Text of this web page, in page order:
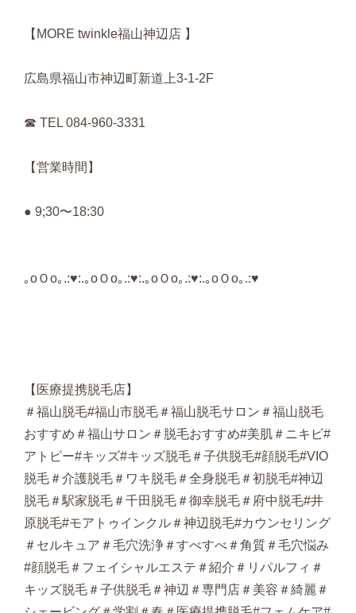
【 MORE twinkle福山神辺店 】
広島県福山市神辺町新道上3-1-2F
☎ ︎ TEL 084-960-3331
【営業時間】
● 9;30〜18:30
｡oＯo｡ .:♥:.｡oＯo｡ .:♥:.｡oＯo｡ .:♥:.｡oＯo｡ .:♥
【医療提携脱毛店】
＃福山脱毛#福山市脱毛＃福山脱毛サロン＃福山脱毛
おすすめ＃福山サロン＃脱毛おすすめ#美肌＃ニキビ#
アトピー#キッズ#キッズ脱毛＃子供脱毛#顔脱毛#VIO
脱毛＃介護脱毛＃ワキ脱毛＃全身脱毛＃初脱毛#神辺
脱毛＃駅家脱毛＃千田脱毛＃御幸脱毛＃府中脱毛#井
原脱毛#モアトゥインクル＃神辺脱毛#カウンセリング
＃セルキュア＃毛穴洗浄＃すべすべ＃角質＃毛穴悩み
#顔脱毛＃フェイシャルエステ＃紹介＃リパルフィ＃
キッズ脱毛＃子供脱毛＃神辺＃専門店＃美容＃綺麗＃